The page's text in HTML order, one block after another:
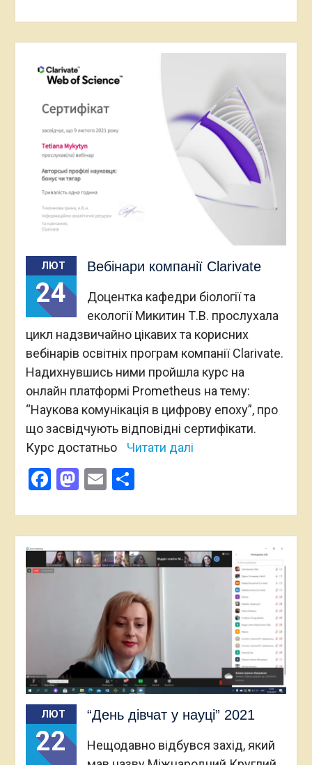
ЛЮТ
24
Вебінари компанії Clarivate
Доцентка кафедри біології та
екології Микитин Т.В. прослухала
цикл надзвичайно цікавих та корисних
вебінарів освітніх програм компанії Clarivate.
Надихнувшись ними пройшла курс на
онлайн платформі Prometheus на тему:
“Наукова комунікація в цифрову епоху”, про
що засвідчують відповідні сертифікати.
Курс достатньо
Читати далі
Facebook
Mastodon
EmailПоділитися
ЛЮТ
22
“День дівчат у науці” 2021
Нещодавно відбувся захід, який